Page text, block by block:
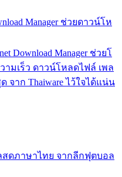
Manager ช่วยดาวน์โห
Download Manager ช่วยโ
ามเร็ว ดาวน์โหลดไฟล์ เพล
จาก Thaiware ไว้ใจได้แน่น
สดภาษาไทย จากลีกฟุตบอล